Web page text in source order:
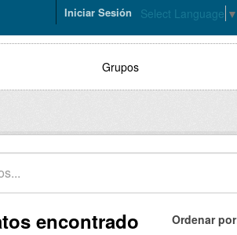
Select Language ▼
Iniciar Sesión
Grupos
Ordenar por
encontrado